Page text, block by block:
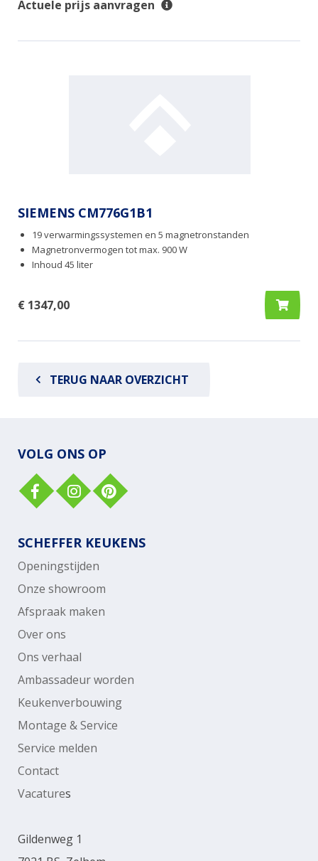
Actuele prijs aanvragen
SIEMENS CM776G1B1
19 verwarmingssystemen en 5 magnetronstanden
Magnetronvermogen tot max. 900 W
Inhoud 45 liter
€ 1347,00
TERUG NAAR OVERZICHT
VOLG ONS OP
SCHEFFER KEUKENS
Openingstijden
Onze showroom
Afspraak maken
Over ons
Ons verhaal
Ambassadeur worden
Keukenverbouwing
Montage & Service
Service melden
Contact
Vacatures
Gildenweg 1